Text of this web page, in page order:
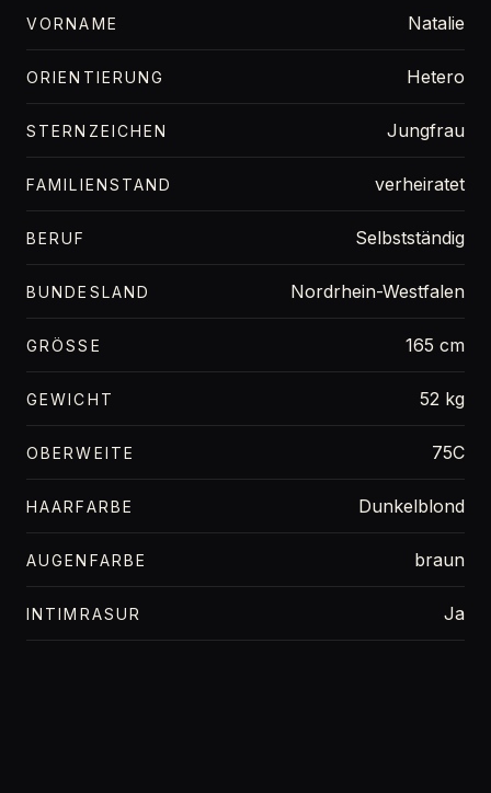
VORNAME Natalie
ORIENTIERUNG Hetero
STERNZEICHEN Jungfrau
FAMILIENSTAND verheiratet
BERUF Selbstständig
BUNDESLAND Nordrhein-Westfalen
GRÖSSE 165 cm
GEWICHT 52 kg
OBERWEITE 75C
HAARFARBE Dunkelblond
AUGENFARBE braun
INTIMRASUR Ja